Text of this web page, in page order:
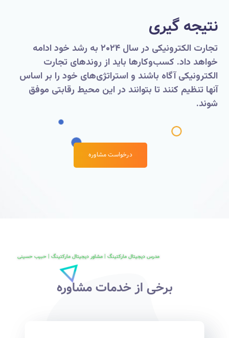
نتیجه گیری
تجارت الکترونیکی در سال ۲۰۲۴ به رشد خود ادامه
خواهد داد. کسب‌وکارها باید از روندهای تجارت
الکترونیکی آگاه باشند و استراتژی‌های خود را بر اساس
آنها تنظیم کنند تا بتوانند در این محیط رقابتی موفق
شوند.
درخواست مشاوره
مدرس دیجیتال مارکتینگ | مشاور دیجیتال مارکتینگ | حبیب حسینی
برخی از خدمات مشاوره